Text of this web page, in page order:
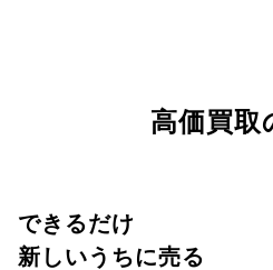
高価買取
できるだけ
新しいうちに売る